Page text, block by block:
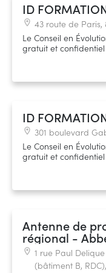
ID
43 route de Paris,
Le Conseil en
gratuit et
qui s'adresse aux
Formation fait
Compétences pour
de-France.
ID
301 boulevard
Le Conseil en
gratuit et
qui s'adresse aux
Formation fait
Compétences pour
de-France.
Antenne de
régional -
1 rue Paul
(bâtiment B,